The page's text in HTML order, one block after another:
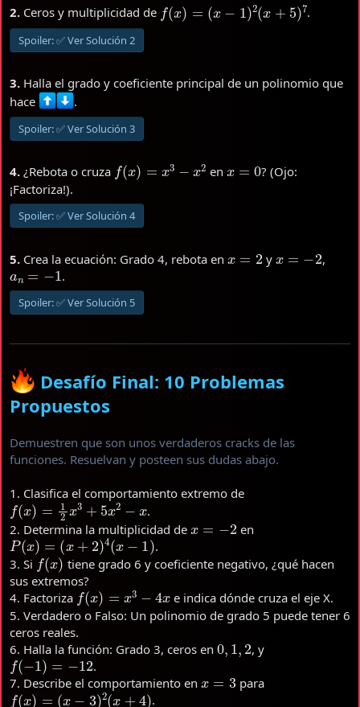
2. Ceros y multiplicidad de .
Spoiler:✅ Ver Solución 2
3. Halla el grado y coeficiente principal de un polinomio que
hace
.
Spoiler:✅ Ver Solución 3
4. ¿Rebota o cruza (x = x en
? (Ojo:
¡Factoriza!).
Spoiler:✅ Ver Solución 4
5. Crea la ecuación: Grado 4, rebota en y ,
an=−1 .
Spoiler:✅ Ver Solución 5
Desafío Final: 10 Problemas
Propuestos
Demuestren que son unos verdaderos cracks de las
funciones. Resuelvan y posteen sus dudas abajo.
1. Clasifica el comportamiento extremo de
f(x)=12x3+5x2−x
.
2. Determina la multiplicidad de
en
P(x)=(x+2)4 (x−1)
.
3. Si f(x)
tiene grado 6 y coeficiente negativo, ¿qué hacen
sus extremos?
4. Factoriza f(x = 4
e indica dónde cruza el eje X.
5. Verdadero o Falso: Un polinomio de grado 5 puede tener 6
ceros reales.
6. Halla la función: Grado 3, ceros en 0 1 2 , y
f(−1)=−12
.
7. Describe el comportamiento en
para
f(x)=(x−3)2( x+4)
.